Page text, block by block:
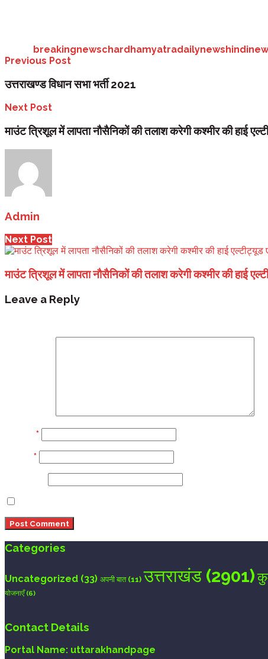
breakingnewschardhamyatradailynews
Previous Post
उत्तराखण्ड विधान सभा भर्ती 2021
Next Post
माउंट त्रिशूल में लापता नौसैनिकों की तलाश करेगी कश्मीर की हाई
Admin
Next Post
माउंट त्रिशूल में लापता नौसैनिकों की तलाश करेगी कश्मीर की हाई
Leave a Reply
*
*
Categories
Uncategorized (33) अपनी बात(11) उत्तराखंड (2901)
योजनाएँ(6)
Contact Details
Portal Name: uttarakhandpage